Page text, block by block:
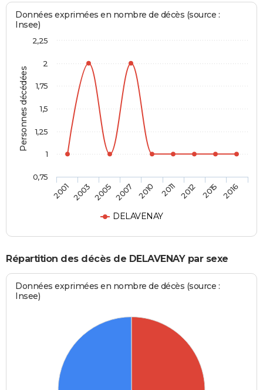
Personnes décédées
Données exprimées en nombre de décès (source :
Insee)
DELAVENAY
2001 2003 2005 2007 2010 2011 2012 2015 2016
0,75
1
1,25
1,5
1,75
2
2,25
Répartition des décès de DELAVENAY par sexe
Données exprimées en nombre de décès (source :
Insee)